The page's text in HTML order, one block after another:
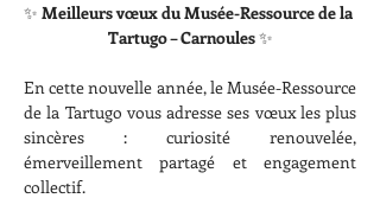
✨ Meilleurs vœux du Musée-Ressource de la
Tartugo – Carnoules ✨
En cette nouvelle année, le Musée-Ressource
de la Tartugo vous adresse ses vœux les plus
sincères : curiosité renouvelée,
émerveillement partagé et engagement
collectif.